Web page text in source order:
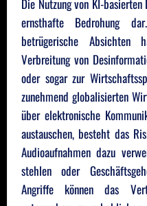
Die Nutzung von KI-
ernsthafte Bedrohung
betrügerische Absichten
Verbreitung von
oder sogar zur
zunehmend globalisierten
über elektronische
austauschen, besteht das
Audioaufnahmen dazu
stehlen oder
Angriffe können das